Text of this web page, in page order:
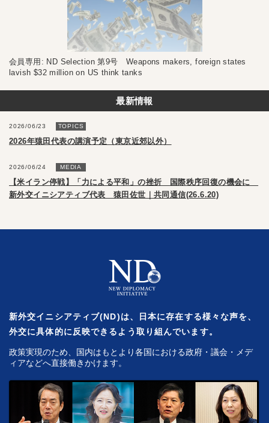
会員専用: ND Selection 第9号 Weapons makers, foreign states
lavish $32 million on US think tanks
最新情報
2026/06/23 TOPICS
2026年猿田代表の講演予定（東京近郊以外）
2026/06/24 MEDIA
【米イラン停戦】「力による平和」の挫折 国際秩序回復の機会に
新外交イニシアティブ代表 猿田佐世｜共同通信(26.6.20)
新外交イニシアティブ(ND)は、日本に存在する様々な声を、
外交に具体的に反映できるよう取り組んでいます。
政策実現のため、国内はもとより各国における政府・議会・メデ
ィアなどへ直接働きかけます。